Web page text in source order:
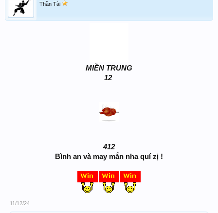
Thần Tài
MIỀN TRUNG
12
412
Bình an và may mắn nha quí zị !
11/12/24